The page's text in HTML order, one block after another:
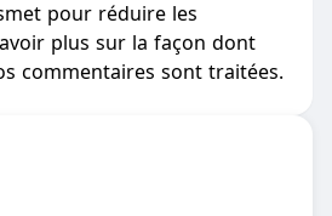
pour réduire les
plus sur la façon dont
commentaires sont traitées.